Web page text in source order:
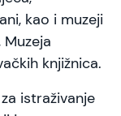
kao i muzeji
knjižnica.
istraživanje